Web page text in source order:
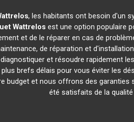
, les habitants ont besoin d'un
Wattrelos est une option populaire
et de le réparer en cas de
de réparation et
et résoudre rapidement
brefs délais pour vous éviter les
budget et nous offrons des garanties
été satisfaits de la